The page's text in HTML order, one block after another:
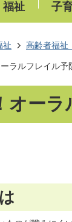
福祉 子
祉 高齢者福祉
ラルフレイル予
オーラ